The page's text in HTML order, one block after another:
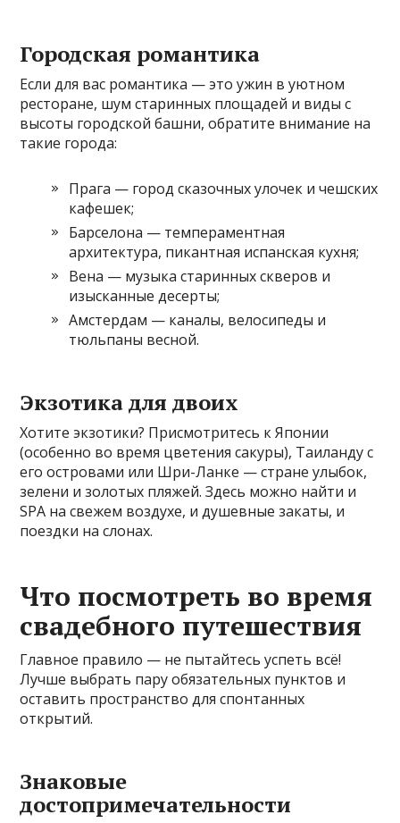
Городская романтика
Если для вас романтика — это ужин в уютном
ресторане, шум старинных площадей и виды с
высоты городской башни, обратите внимание на
такие города:
Прага — город сказочных улочек и чешских
кафешек;
Барселона — темпераментная
архитектура, пикантная испанская кухня;
Вена — музыка старинных скверов и
изысканные десерты;
Амстердам — каналы, велосипеды и
тюльпаны весной.
Экзотика для двоих
Хотите экзотики? Присмотритесь к Японии
(особенно во время цветения сакуры), Таиланду с
его островами или Шри-Ланке — стране улыбок,
зелени и золотых пляжей. Здесь можно найти и
SPA на свежем воздухе, и душевные закаты, и
поездки на слонах.
Что посмотреть во время
свадебного путешествия
Главное правило — не пытайтесь успеть всё!
Лучше выбрать пару обязательных пунктов и
оставить пространство для спонтанных
открытий.
Знаковые
достопримечательности